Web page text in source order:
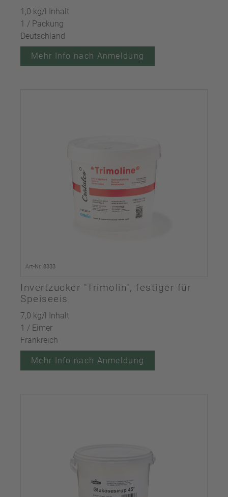
1,0 kg/l Inhalt
1 / Packung
Deutschland
Mehr Info nach Anmeldung
Art-Nr. 8333
Invertzucker "Trimolin", festiger für
Speiseeis
7,0 kg/l Inhalt
1 / Eimer
Frankreich
Mehr Info nach Anmeldung